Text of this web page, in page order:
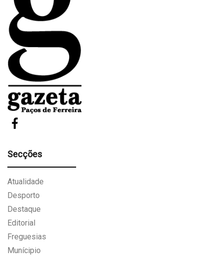
Secções
Atualidade
Desporto
Destaque
Editorial
Freguesias
Munícipio